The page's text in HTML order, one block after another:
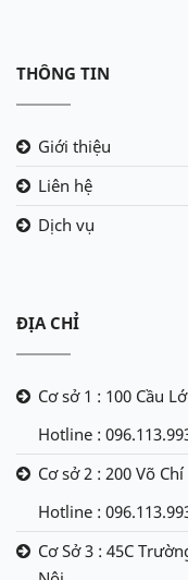
THÔNG TIN
Giới thiệu
Liên hệ
Dịch vụ
ĐỊA CHỈ
Cơ sở 1 : 100 Cầu
Hotline :
Cơ sở 2 : 200 Võ
Hotline :
Cơ Sở 3 : 45C